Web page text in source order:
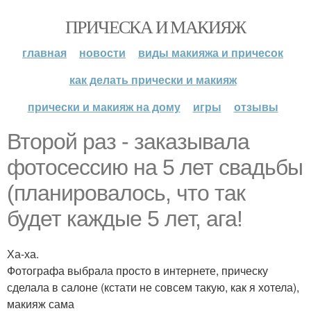
ПРИЧЕСКА И МАКИЯЖ
главная новости
виды макияжа и причесок
как делать прически и макияж
прически и макияж на дому
игры отзывы
Второй раз - заказывала
фотосессию на 5 лет свадьбы
(планировалось, что так
будет каждые 5 лет, ага!
Ха-ха.
Фотографа выбрала просто в интернете, прическу
сделала в салоне (кстати не совсем такую, как я хотела),
макияж сама